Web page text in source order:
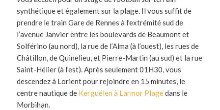
synthétique et également sur la plage. Il vous suffit de
prendre le train Gare de Rennes à l’extrémité sud de
l’avenue Janvier entre les boulevards de Beaumont et
Solférino (au nord), la rue de l’Alma (à l’ouest), les rues de
Châtillon, de Quinelieu, et Pierre-Martin (au sud) et la rue
Saint-Hélier (à l’est). Après seulement 01H30, vous
descendez à Lorient pour rejoindre en 15 minutes, le
centre nautique de Kerguélen à Larmor Plagedans le
Morbihan.